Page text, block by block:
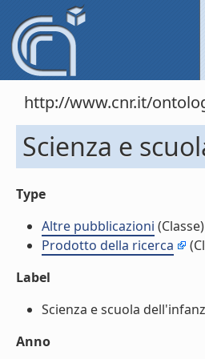
http://www.cnr.it/
Scienza e
Type
Altre pubblicazioni (Classe)
Prodotto della ricerca
Label
Scienza e scuola
Anno